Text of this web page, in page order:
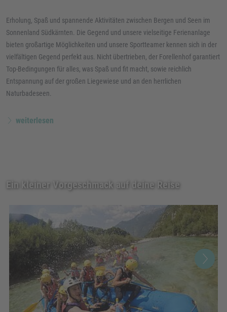
Erholung, Spaß und spannende Aktivitäten zwischen Bergen und Seen im
Sonnenland Südkärnten. Die Gegend und unsere vielseitige Ferienanlage
bieten großartige Möglichkeiten und unsere Sportteamer kennen sich in der
vielfältigen Gegend perfekt aus. Nicht übertrieben, der Forellenhof garantiert
Top-Bedingungen für alles, was Spaß und fit macht, sowie reichlich
Entspannung auf der großen Liegewiese und an den herrlichen
Naturbadeseen.
weiterlesen
Ein kleiner Vorgeschmack auf deine Reise